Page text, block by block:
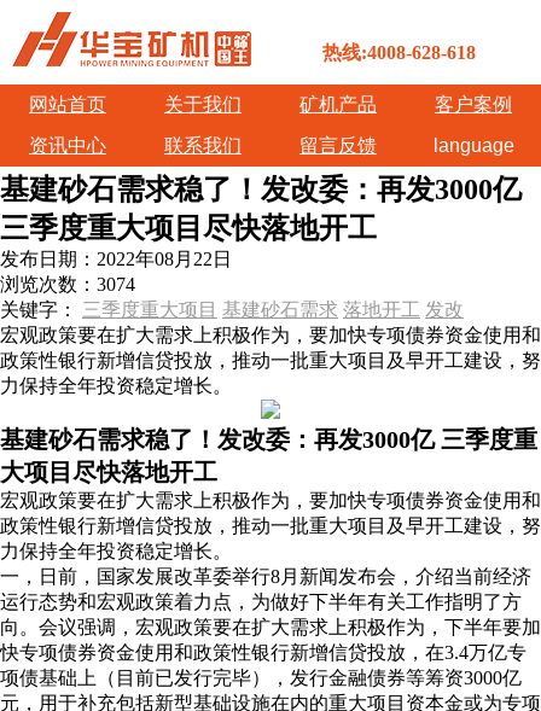
热线:4008-628-618
网站首页 关于我们 矿机产品
客户案例
资讯中心
联系我们 留言反馈 language
基建砂石需求稳了！发改委：再发3000亿
三季度重大项目尽快落地开工
发布日期： 2022年08月22日
浏览次数： 3074
关键字： 三季度重大项目 基建砂石需求 落地开工 发改
宏观政策要在扩大需求上积极作为，要加快专项债券资金使用和
政策性银行新增信贷投放，推动一批重大项目及早开工建设，努
力保持全年投资稳定增长。
基建砂石需求稳了！发改委：再发3000亿 三季度重
大项目尽快落地开工
宏观政策要在扩大需求上积极作为，要加快专项债券资金使用和
政策性银行新增信贷投放，推动一批重大项目及早开工建设，努
力保持全年投资稳定增长。
一，日前，国家发展改革委举行8月新闻发布会，介绍当前经济
运行态势和宏观政策着力点，为做好下半年有关工作指明了方
向。会议强调，宏观政策要在扩大需求上积极作为，下半年要加
快专项债券资金使用和政策性银行新增信贷投放，在3.4万亿专
项债基础上（目前已发行完毕），发行金融债券等筹资3000亿
元，用于补充包括新型基础设施在内的重大项目资本金或为专项